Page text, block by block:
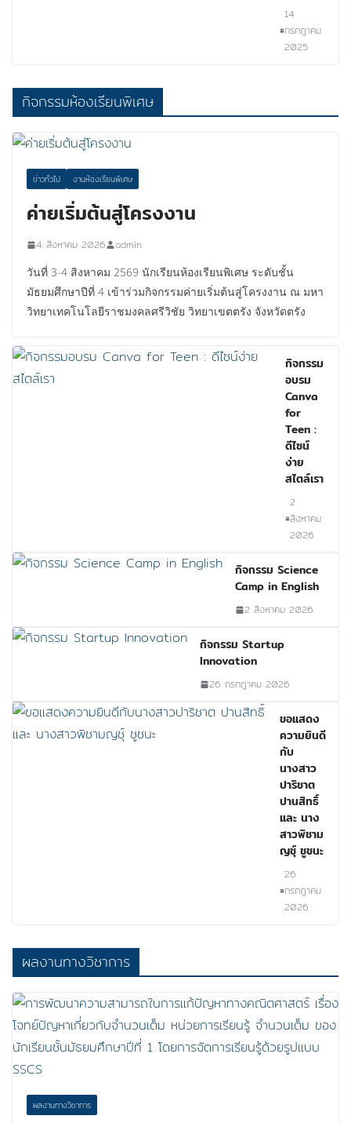
14
กรกฎาคม
2025
กิจกรรมห้องเรียนพิเศษ
ข่าวทั่วไป งานห้องเรียนพิเศษ
ค่ายเริ่มต้นสู่โครงงาน
4 สิงหาคม 2026
admin
วันที่ 3-4 สิงหาคม 2569 นักเรียนห้องเรียนพิเศษ ระดับชั้น
มัธยมศึกษาปีที่ 4 เข้าร่วมกิจกรรมค่ายเริ่มต้นสู่โครงงาน ณ มหา
วิทยาเทคโนโลยีราชมงคลศรีวิชัย วิทยาเขตตรัง จังหวัดตรัง
กิจกรรม
อบรม
Canva
for
Teen :
ดีไซน์
ง่าย
สไตล์เรา
2
สิงหาคม
2026
กิจกรรม Science
Camp in English
2 สิงหาคม 2026
กิจกรรม Startup
Innovation
26 กรกฎาคม 2026
ขอแสดง
ความยินดี
กับ
นางสาว
ปาริชาต
ปานสิทธิ์
และ นาง
สาวพิชาม
ญชุ์ ชูชนะ
26
กรกฎาคม
2026
ผลงานทางวิชาการ
ผลงานทางวิชาการ